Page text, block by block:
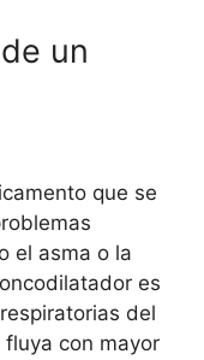
un
que se
el asma o la
es
del
con mayor